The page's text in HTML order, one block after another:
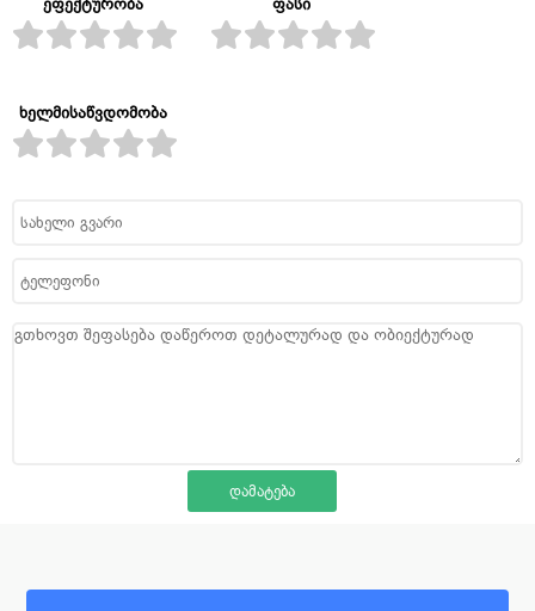
ხელმისაწვდომობა